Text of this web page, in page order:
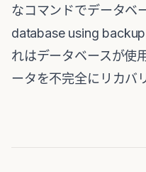
なコマンドでデータベ
database using
れはデータベースが使
ータを不完全にリカバ